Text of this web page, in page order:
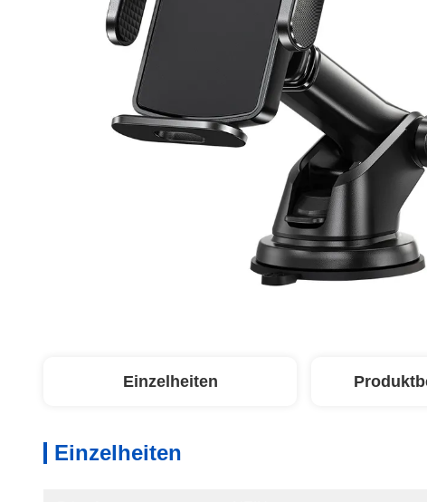
Einzelheiten
Einzelheiten